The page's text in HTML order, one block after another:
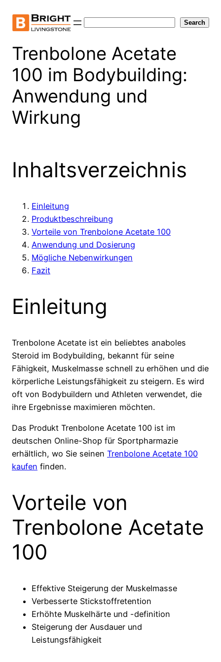
content
Search
Trenbolone Acetate
100 im Bodybuilding:
Anwendung und
Wirkung
Inhaltsverzeichnis
Einleitung
Produktbeschreibung
Vorteile von Trenbolone Acetate 100
Anwendung und Dosierung
Mögliche Nebenwirkungen
Fazit
Einleitung
Trenbolone Acetate ist ein beliebtes anaboles
Steroid im Bodybuilding, bekannt für seine
Fähigkeit, Muskelmasse schnell zu erhöhen und die
körperliche Leistungsfähigkeit zu steigern. Es wird
oft von Bodybuildern und Athleten verwendet, die
ihre Ergebnisse maximieren möchten.
Das Produkt Trenbolone Acetate 100 ist im
deutschen Online-Shop für Sportpharmazie
erhältlich, wo Sie seinen Trenbolone Acetate 100
kaufen finden.
Vorteile von
Trenbolone Acetate
100
Effektive Steigerung der Muskelmasse
Verbesserte Stickstoffretention
Erhöhte Muskelhärte und -definition
Steigerung der Ausdauer und
Leistungsfähigkeit